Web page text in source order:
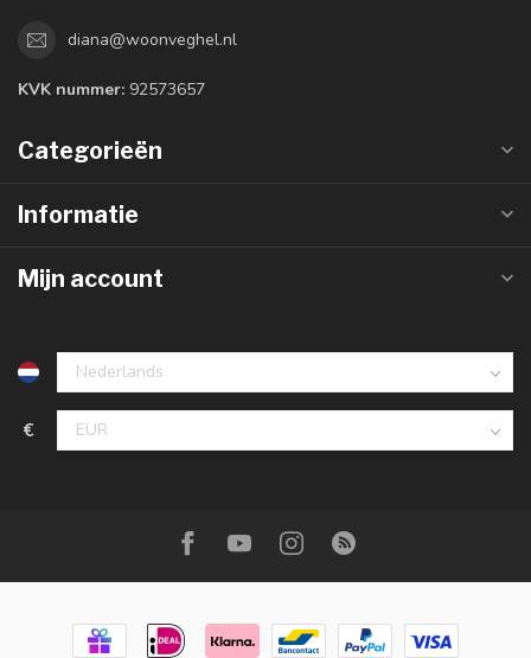
diana@woonveghel.nl
KVK nummer: 92573657
Categorieën
Informatie
Mijn account
€